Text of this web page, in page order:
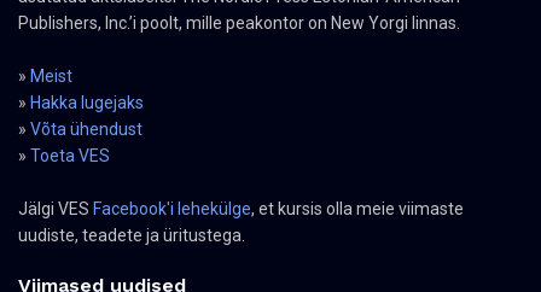
Publishers, Inc.’i poolt, mille peakontor on New Yorgi linnas.
» Meist
» Hakka lugejaks
» Võta ühendust
» Toeta VES
Jälgi VES Facebook'i lehekülge, et kursis olla meie viimaste
uudiste, teadete ja üritustega.
Viimased uudised